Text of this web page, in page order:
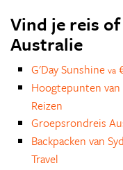
Vind je reis
Australie
G'Day Sunshine va
Hoogtepunten
Reizen
Groepsrondreis
Backpacken van
Travel